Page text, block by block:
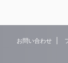
お問い合わせ